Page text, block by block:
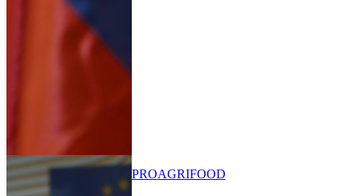
PROAGRIFOOD